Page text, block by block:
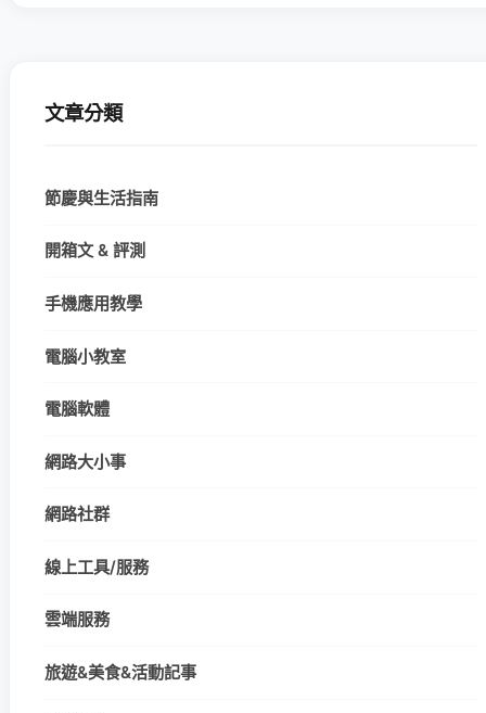
文章分類
節慶與生活指南
開箱文 & 評測
手機應用教學
電腦小教室
電腦軟體
網路大小事
網路社群
線上工具/服務
雲端服務
旅遊&美食&活動記事